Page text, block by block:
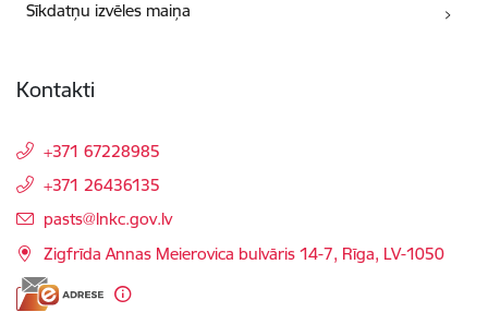
Sīkdatņu izvēles maiņa
Kontakti
+371 67228985
+371 26436135
E-pasts:
pasts@lnkc.gov.lv
Zigfrīda Annas Meierovica bulvāris 14-7, Rīga, LV-1050